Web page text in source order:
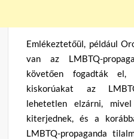
Emlékeztetőül, például
van az LMBTQ-
követően fogadták
kiskorúakat az
lehetetlen elzárni,
kiterjednek, és a
LMBTQ-propaganda